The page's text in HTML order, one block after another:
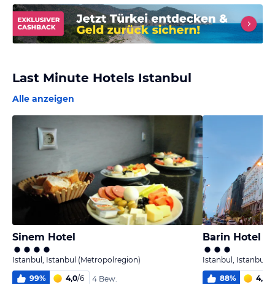
Last Minute Hotels Istanbul
Alle anzeigen
Sinem Hotel
Istanbul, Istanbul (Metropolregion)
99% 4,0/6 4 Bew.
Barin Hotel
Istanbul, Istanbul
88% 4,7